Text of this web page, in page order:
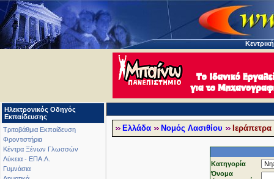
Ηλεκτρονικός Οδηγός
Εκπαίδευσης
Τριτοβάθμια Εκπαίδευση
Φροντιστήρια
Κέντρα Ξένων Γλωσσών
Λύκεια - ΕΠΑ.Λ.
Γυμνάσια
Ελλάδα Νομός Λασιθίου Ιεράπετρα
Κατηγορία
Όνομα